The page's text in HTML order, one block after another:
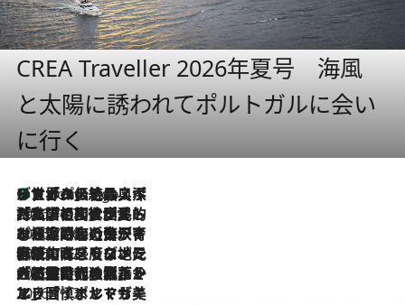
CREA Traveller 2026年夏号 海風
と太陽に誘われてポルトガルに会い
に行く
4 Hours Ago
リスボンの絶品スイーツ「パステル・デ・ナタ」とは？ポルトガル伝統の奥深い世界へ
2026.7.27
「私の祖国はポルトガル語です」国民的詩人フェルナンド・ペソアと、彼が愛した文学の街を歩く
2026.7.26
ポルトガル近海が育む極上の海の幸。キリリと冷えた白ワインと愉しむ、シーフード専門店の贅沢
2026.7.22
伝統の味をモダンに昇華。高感度な地元客が集う、リスボンの最旬ガストロノミー
2026.7.21
大航海時代の栄華から、震災、独裁、そして革命へ。ポルトガル・首都リスボンの石畳に刻まれた「歴史の光と影」
2026.7.13
エッセイ・ヤマザキマリ「慎ましくも美しき国 ポルトガル」